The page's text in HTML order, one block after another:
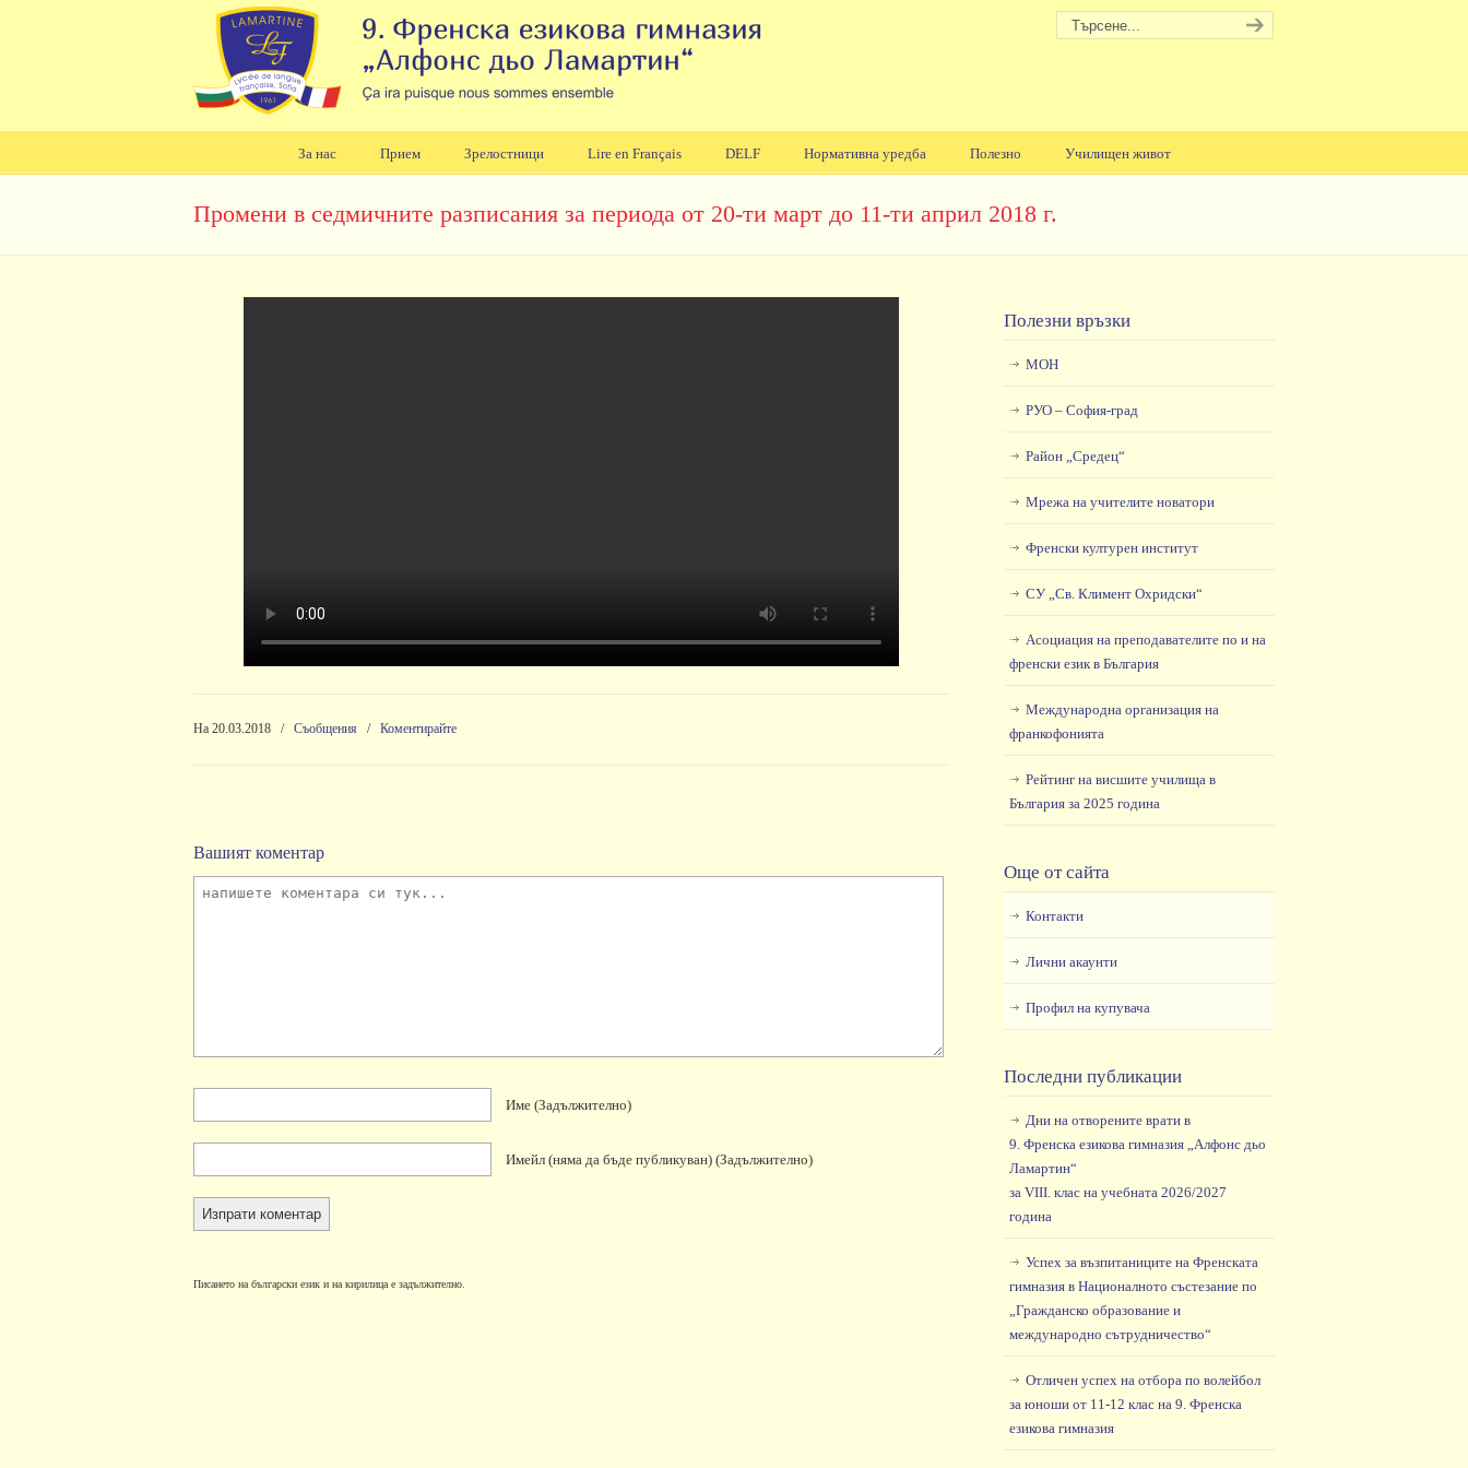
За нас Прием Зрелостници Lire en Français DELF Нормативна уредба Полезно Училищен живот
Навигация
Промени в седмичните разписания за периода от 20-ти март до 11-ти април 2018 г.
На 20.03.2018 / Съобщения / Коментирайте
Вашият коментар
Име (задължително)
Имейл (няма да бъде публикуван) (задължително)
Писането на български език и на кирилица е задължително.
Полезни връзки
МОН
РУО – София-град
Район „Средец“
Мрежа на учителите новатори
Френски културен институт
СУ „Св. Климент Охридски“
Асоциация на преподавателите по и на
френски език в България
Международна организация на
франкофонията
Рейтинг на висшите училища в
България за 2025 година
Още от сайта
Контакти
Лични акаунти
Профил на купувача
Последни публикации
Дни на отворените врати в
9. Френска езикова гимназия „Алфонс дьо
Ламартин“
за VIII. клас на учебната 2026/2027
година
Успех за възпитаниците на Френската
гимназия в Националното състезание по
„Гражданско образование и
международно сътрудничество“
Отличен успех на отбора по волейбол
за юноши от 11-12 клас на 9. Френска
езикова гимназия